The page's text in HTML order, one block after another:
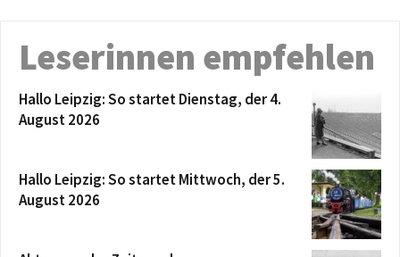
Leserinnen empfehlen
Hallo Leipzig: So startet Dienstag, der 4.
August 2026
Hallo Leipzig: So startet Mittwoch, der 5.
August 2026